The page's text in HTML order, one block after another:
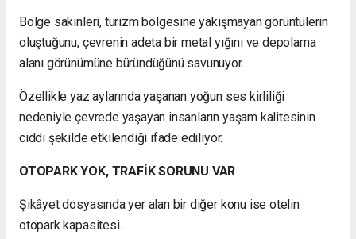
Bölge sakinleri, turizm bölgesine yakışmayan görüntülerin
oluştuğunu, çevrenin adeta bir metal yığını ve depolama
alanı görünümüne büründüğünü savunuyor.
Özellikle yaz aylarında yaşanan yoğun ses kirliliği
nedeniyle çevrede yaşayan insanların yaşam kalitesinin
ciddi şekilde etkilendiği ifade ediliyor.
OTOPARK YOK, TRAFİK SORUNU VAR
Şikâyet dosyasında yer alan bir diğer konu ise otelin
otopark kapasitesi.